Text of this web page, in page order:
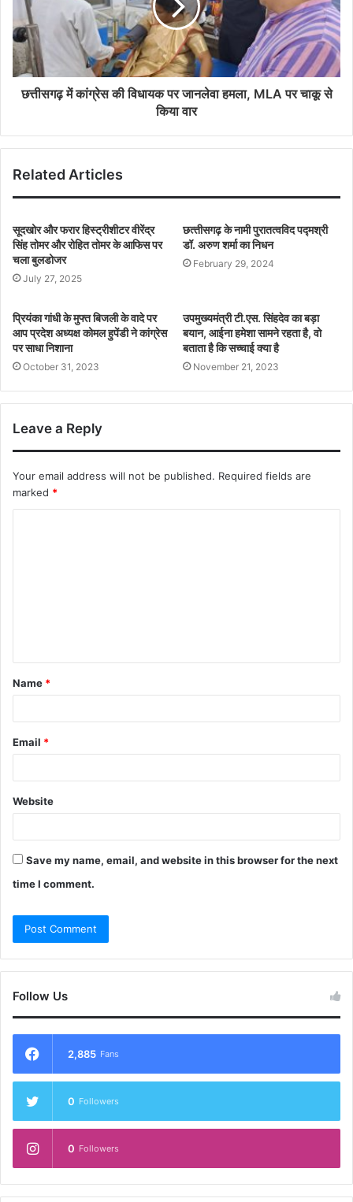
छत्तीसगढ़ में कांग्रेस की विधायक पर जानलेवा हमला, MLA पर चाकू से
किया वार
Related Articles
सूदखोर और फरार हिस्ट्रीशीटर वीरेंद्र
सिंह तोमर और रोहित तोमर के आफिस पर
चला बुलडोजर
July 27, 2025
छत्‍तीसगढ़ के नामी पुरातत्वविद पद्मश्री
डॉ. अरुण शर्मा का निधन
February 29, 2024
प्रियंका गांधी के मुफ्त बिजली के वादे पर
आप प्रदेश अध्यक्ष कोमल हुपेंडी ने कांग्रेस
पर साधा निशाना
October 31, 2023
उपमुख्यमंत्री टी.एस. सिंहदेव का बड़ा
बयान, आईना हमेशा सामने रहता है, वो
बताता है कि सच्चाई क्या है
November 21, 2023
Leave a Reply
Your email address will not be published. Required fields are
marked *
t
*
Name *
Email *
Website
Save my name, email, and website in this browser for the next
time I comment.
Follow Us
2,885 Fans
0 Followers
0 Followers